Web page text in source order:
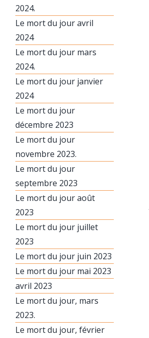
2024.
Le mort du jour avril
2024
Le mort du jour mars
2024.
Le mort du jour janvier
2024
Le mort du jour
décembre 2023
Le mort du jour
novembre 2023.
Le mort du jour
septembre 2023
Le mort du jour août
2023
Le mort du jour juillet
2023
Le mort du jour juin 2023
Le mort du jour mai 2023
avril 2023
Le mort du jour, mars
2023.
Le mort du jour, février